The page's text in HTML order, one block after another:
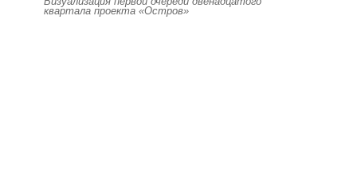
квартала проекта «Остров»